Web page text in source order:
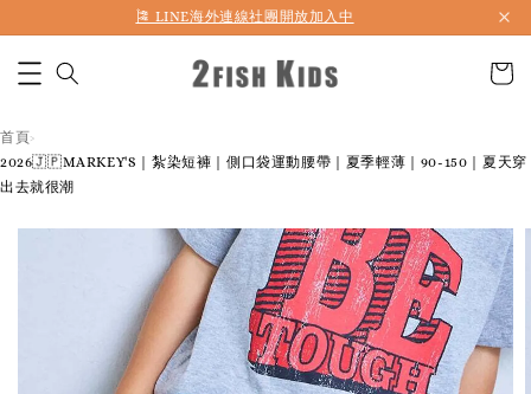
首購折50 ｜ 滿1,500 免運 ｜ 滿2,900 折140 ｜ 3%購物金
首頁›
2026🇯🇵MARKEY'S｜紮染短褲｜側口袋運動腰帶｜夏季輕薄｜90-150｜夏天穿
出去就很潮